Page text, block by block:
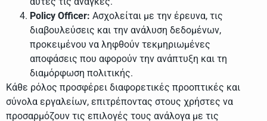
Policy Officer: Ασχολείται με την έρευνα, τις
διαβουλεύσεις και την ανάλυση δεδομένων,
προκειμένου να ληφθούν τεκμηριωμένες
αποφάσεις που αφορούν την ανάπτυξη και τη
διαμόρφωση πολιτικής.
Κάθε ρόλος προσφέρει διαφορετικές προοπτικές και
σύνολα εργαλείων, επιτρέποντας στους χρήστες να
προσαρμόζουν τις επιλογές τους ανάλογα με τις